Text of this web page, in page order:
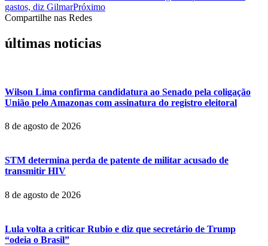
gastos, diz GilmarPróximo
Compartilhe nas Redes
últimas noticias
Wilson Lima confirma candidatura ao Senado pela coligação
União pelo Amazonas com assinatura do registro eleitoral
8 de agosto de 2026
STM determina perda de patente de militar acusado de
transmitir HIV
8 de agosto de 2026
Lula volta a criticar Rubio e diz que secretário de Trump
“odeia o Brasil”